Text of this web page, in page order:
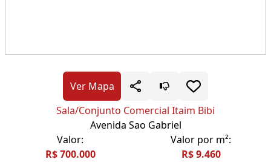
Ver Mapa
Sala/Conjunto Comercial Itaim Bibi
Avenida Sao Gabriel
Valor:
R$ 700.000
Valor por m²:
R$ 9.460